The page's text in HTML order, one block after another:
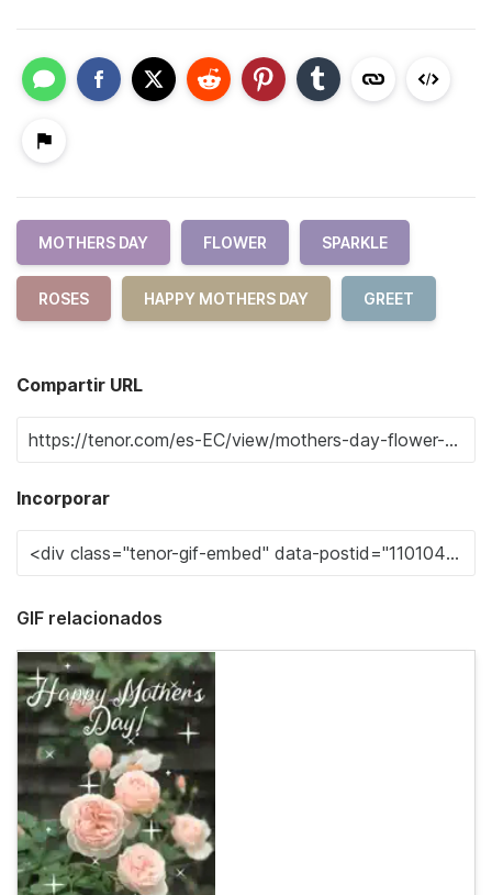
MOTHERS DAY FLOWER SPARKLE
ROSES HAPPY MOTHERS DAY GREET
Compartir URL
Incorporar
GIF relacionados